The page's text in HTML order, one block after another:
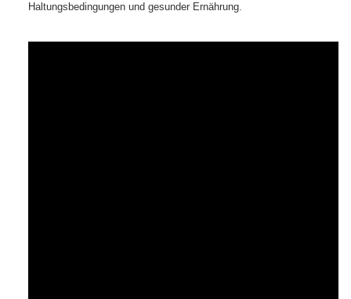
Haltungsbedingungen und gesunder Ernährung.